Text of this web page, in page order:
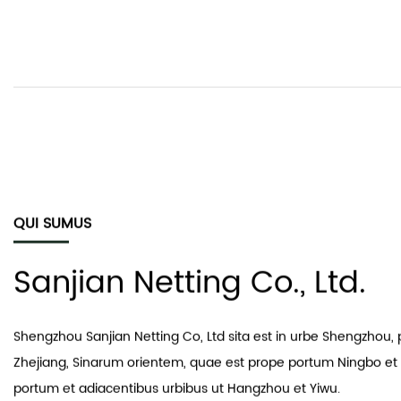
NON
Sanjian Netting Co., Ltd.